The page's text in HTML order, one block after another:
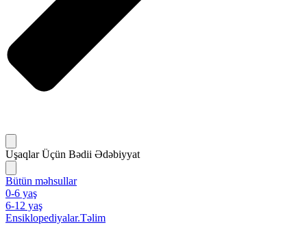
Uşaqlar Üçün Bədii Ədəbiyyat
Bütün məhsullar
0-6 yaş
6-12 yaş
Ensiklopediyalar.Təlim